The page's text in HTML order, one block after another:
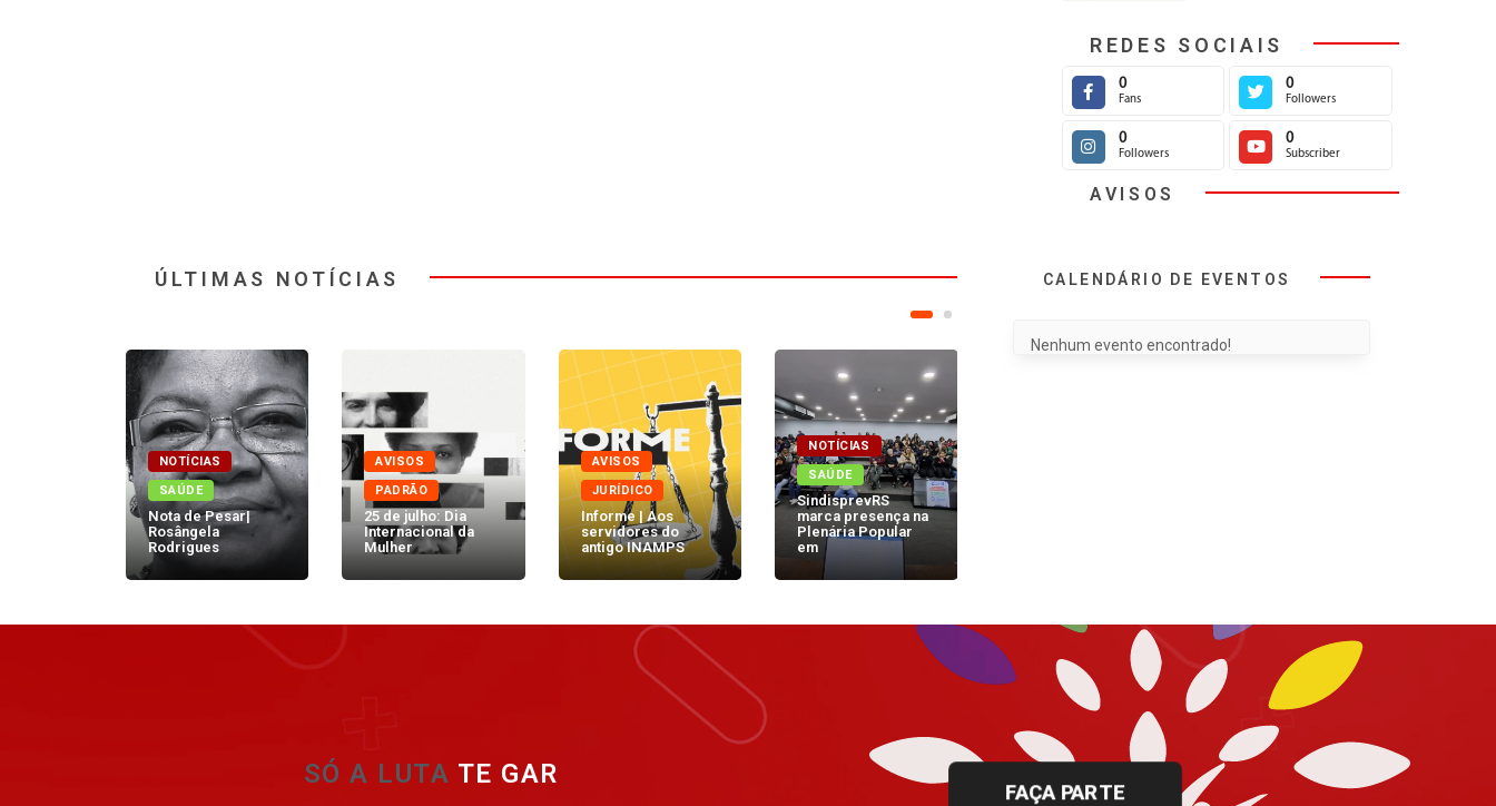
REDES SOCIAIS
0
Fans
0
Followers
0
Followers
0
Subscriber
AVISOS
ÚLTIMAS NOTÍCIAS
NOTÍCIAS
SAÚDE
Nota de Pesar|
Rosângela
Rodrigues
AVISOS
PADRÃO
25 de julho: Dia
Internacional da
Mulher
AVISOS
JURÍDICO
Informe | Aos
servidores do
antigo INAMPS
NOTÍCIAS
SAÚDE
SindisprevRS
marca presença na
Plenária Popular
em
CALENDÁRIO DE EVENTOS
Nenhum evento encontrado!
SÓ A LUTA TE GARANTE
FAÇA PARTE